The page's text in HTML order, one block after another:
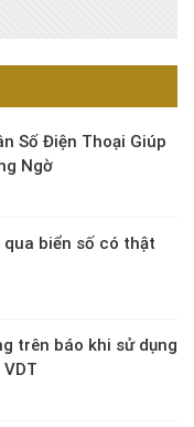
Số Điện Thoại Giúp
Ngờ
biển số có thật
trên báo khi sử dụng